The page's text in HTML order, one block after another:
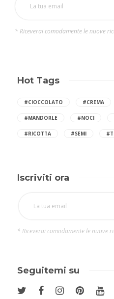
* Riceverai comodamente le nuove
Hot Tags
#CIOCCOLATO #CREMA
#MANDORLE #NOCI
#RICOTTA #SEMI
Iscriviti ora
* Riceverai comodamente le nuove
Seguitemi su